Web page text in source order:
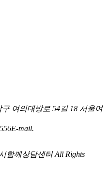
여의대방로 54길 18 서울여
E-mail.
함께상담센터 All Rights